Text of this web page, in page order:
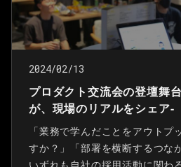
2024/02/13
プロダクト交流会の登壇舞
が、現場のリアルをシェア-
「業務で学んだことをアウトプ
すか？」「部署を横断するつな